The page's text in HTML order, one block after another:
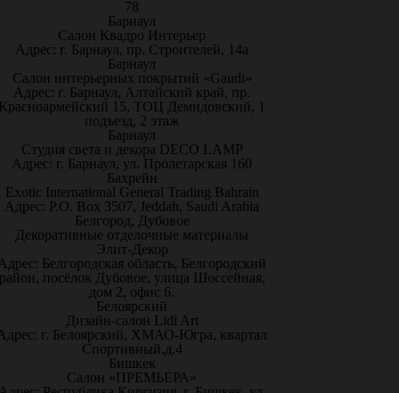
78
Барнаул
Салон Квадро Интерьер
Адрес: г. Барнаул, пр. Строителей, 14а
Барнаул
Салон интерьерных покрытий «Gaudi»
Адрес: г. Барнаул, Алтайский край, пр.
15, ТОЦ Демидовский, 1
подъезд, 2 этаж
Барнаул
Студия света и декора DECO LAMP
Адрес: г. Барнаул, ул. Пролетарская 160
Бахрейн
Exotic International General Trading Bahrain
Адрес: P.O. Box 3507, Jeddah, Saudi Arabia
Белгород, Дубовое
Декоративные отделочные материалы
Элит-Декор
Белгородская область, Белгородский
посёлок Дубовое, улица Шоссейная,
дом 2, офис 6.
Белоярский
Дизайн-салон Lidi Art
г. Белоярский, ХМАО-Югра, квартал
Спортивный,д.4
Бишкек
Салон «ПРЕМЬЕРА»